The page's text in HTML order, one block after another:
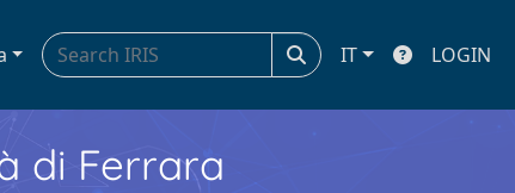
IT LOGIN
di Ferrara